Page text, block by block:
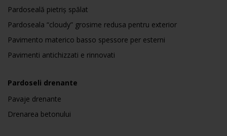
Pardoseală pietriș spălat
Pardoseala “cloudy” grosime redusa pentru exterior
Pavimento materico basso spessore per esterni
Pavimenti antichizzati e rinnovati
Pardoseli drenante
Pavaje drenante
Drenarea betonului